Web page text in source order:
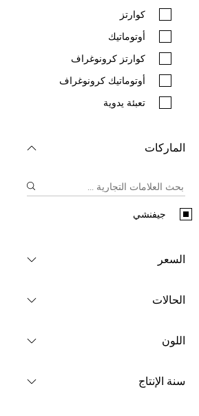
كوارتز
أوتوماتيك
كوارتز كرونوغراف
أوتوماتيك كرونوغراف
تعبئة يدوية
الماركات
جيفنشي
السعر
الحالات
اللون
سنة الإنتاج